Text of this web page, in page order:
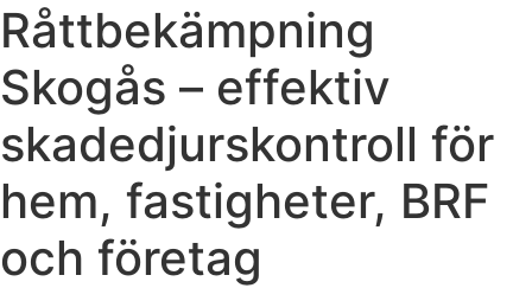
Råttbekämpning
Skogås – effektiv
skadedjurskontroll för
hem, fastigheter, BRF
och företag